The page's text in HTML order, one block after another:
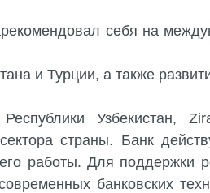
себя на
и Турции, а также
Узбекистан,
страны. Банк
работы. Для поддержки
банковских